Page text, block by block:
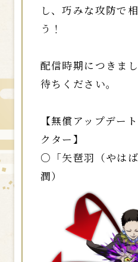
し、巧みな攻防で
う！
配信時期につきま
待ちください。
【無償アップデー
クター】
○「矢琶羽（やは
潤）